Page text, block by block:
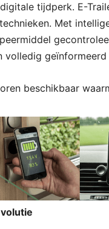
tijdperk. E-
Met
volledig
beschikbaar